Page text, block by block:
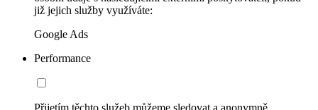
již jejich služby využíváte:
Google Ads
Performance
Přijetím těchto služeb můžeme sledovat a anonymně